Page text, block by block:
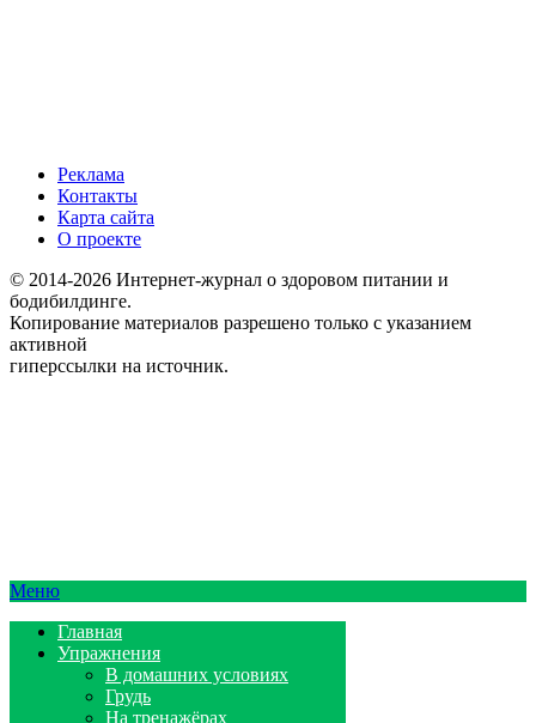
Реклама
Контакты
Карта сайта
О проекте
© 2014-2026 Интернет-журнал о здоровом питании и
бодибилдинге.
Копирование материалов разрешено только с указанием
активной
гиперссылки на источник.
Меню
Главная
Упражнения
В домашних условиях
Грудь
На тренажёрах